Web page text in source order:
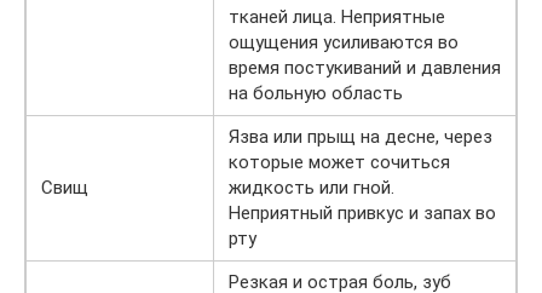
тканей лица. Неприятные
ощущения усиливаются во
время постукиваний и давления
на больную область
Свищ
Язва или прыщ на десне, через
которые может сочиться
жидкость или гной.
Неприятный привкус и запах во
рту
Резкая и острая боль, зуб